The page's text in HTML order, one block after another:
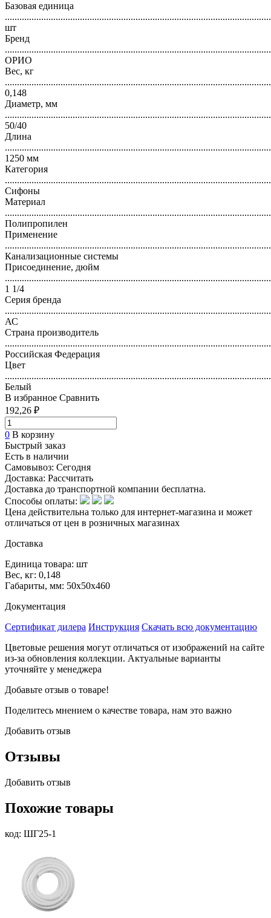
Базовая единица
шт
Бренд
ОРИО
Вес, кг
0,148
Диаметр, мм
50/40
Длина
1250 мм
Категория
Сифоны
Материал
Полипропилен
Применение
Канализационные системы
Присоединение, дюйм
1 1/4
Серия бренда
АС
Страна производитель
Российская Федерация
Цвет
Белый
В избранное Сравнить
192,26 ₽
0 В корзину
Быстрый заказ
Есть в наличии
Самовывоз: Сегодня
Доставка: Рассчитать
Доставка до транспортной компании бесплатна.
Способы оплаты:
Цена действительна только для интернет-магазина и может
отличаться от цен в розничных магазинах
Доставка
Единица товара: шт
Вес, кг: 0,148
Габариты, мм: 50х50х460
Документация
Сертификат дилера Инструкция Скачать всю документацию
Цветовые решения могут отличаться от изображений на сайте
из-за обновления коллекции. Актуальные варианты
уточняйте у менеджера
Добавьте отзыв о товаре!
Поделитесь мнением о качестве товара, нам это важно
Добавить отзыв
Отзывы
Добавить отзыв
Похожие товары
код: ШГ25-1